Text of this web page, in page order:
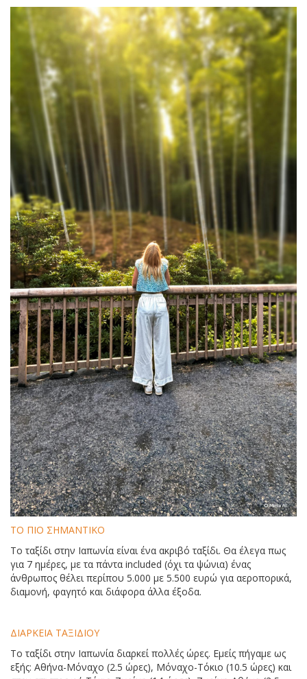
ΤΟ ΠΙΟ ΣΗΜΑΝΤΙΚΟ
Το ταξίδι στην Ιαπωνία είναι ένα ακριβό ταξίδι. Θα έλεγα πως
για 7 ημέρες, με τα πάντα included (όχι τα ψώνια) ένας
άνθρωπος θέλει περίπου 5.000 με 5.500 ευρώ για αεροπορικά,
διαμονή, φαγητό και διάφορα άλλα έξοδα.
ΔΙΑΡΚΕΙΑ ΤΑΞΙΔΙΟΥ
Το ταξίδι στην Ιαπωνία διαρκεί πολλές ώρες. Εμείς πήγαμε ως
εξής: Αθήνα-Μόναχο (2.5 ώρες), Μόναχο-Τόκιο (10.5 ώρες) και